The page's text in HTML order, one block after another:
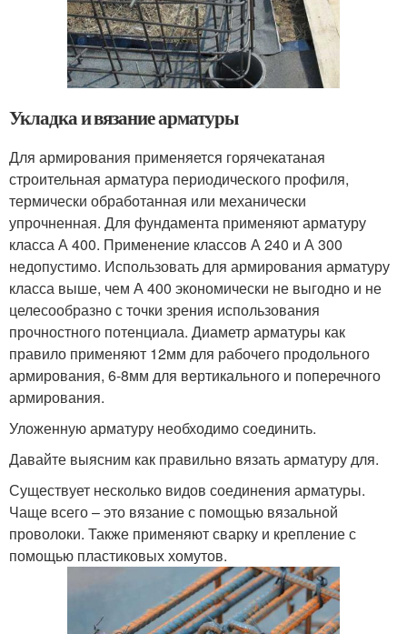
Укладка и вязание арматуры
Для армирования применяется горячекатаная
строительная арматура периодического профиля,
термически обработанная или механически
упрочненная. Для фундамента применяют арматуру
класса А 400. Применение классов А 240 и А 300
недопустимо. Использовать для армирования арматуру
класса выше, чем А 400 экономически не выгодно и не
целесообразно с точки зрения использования
прочностного потенциала. Диаметр арматуры как
правило применяют 12мм для рабочего продольного
армирования, 6-8мм для вертикального и поперечного
армирования.
Уложенную арматуру необходимо соединить.
Давайте выясним как правильно вязать арматуру для.
Существует несколько видов соединения арматуры.
Чаще всего – это вязание с помощью вязальной
проволоки. Также применяют сварку и крепление с
помощью пластиковых хомутов.